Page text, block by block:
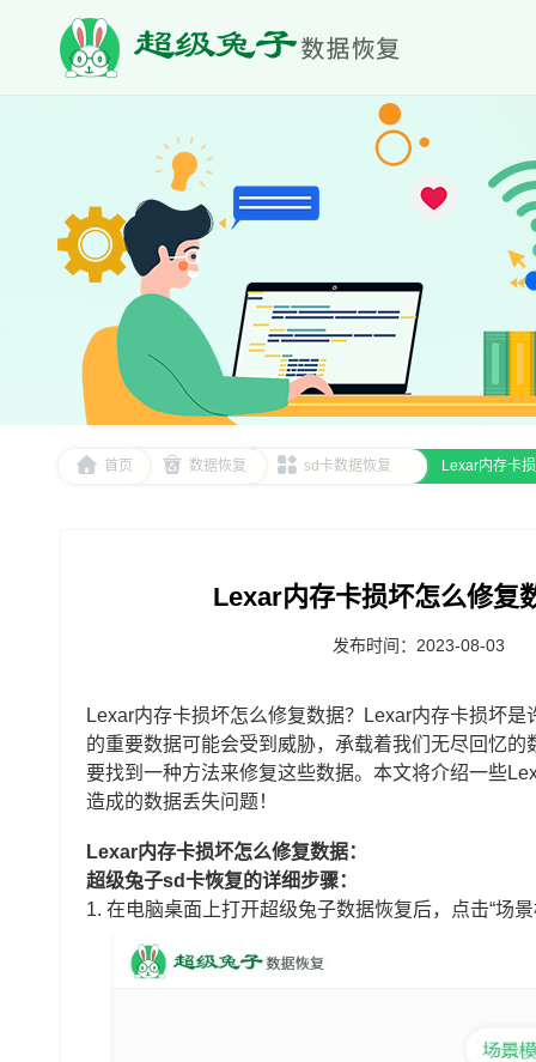
首页 数据恢复 sd卡数据恢复 Lexar内存卡
Lexar内存卡损坏怎么修复
发布时间：2023-08-03
Lexar内存卡损坏怎么修复数据？Lexar内存卡损坏
的重要数据可能会受到威胁，承载着我们无尽回忆
要找到一种方法来修复这些数据。本文将介绍一些
造成的数据丢失问题！
Lexar内存卡损坏怎么修复数据：
超级兔子sd卡恢复的详细步骤：
1. 在电脑桌面上打开超级兔子数据恢复后，点击“场景